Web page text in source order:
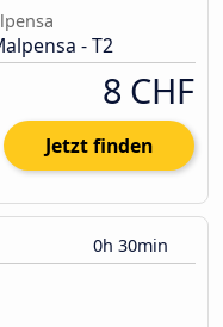
- T2
8 CHF
Jetzt finden
0h 30min